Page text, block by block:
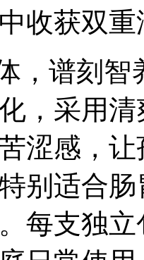
收获双重
，谱刻
，采用
涩感，
别适合
每支独